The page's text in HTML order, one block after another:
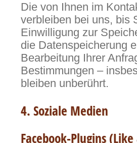
Die von Ihnen im
verbleiben bei uns, bis
Einwilligung zur
die Datenspeicherung
Bearbeitung Ihrer
Bestimmungen –
bleiben unberührt.
4. Soziale Medien
Facebook-Plugins